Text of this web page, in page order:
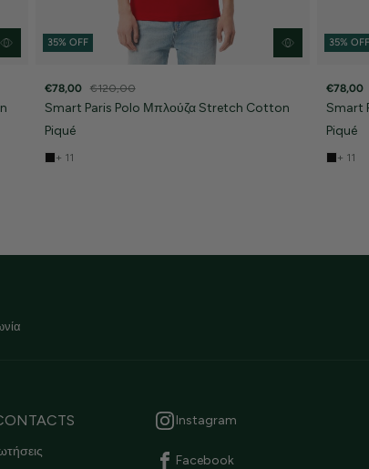
35% OFF
€78,00 €120,00
Smart Paris Polo Μπλούζα Stretch Cotton
Piqué
+ 11
35%
€78,00
Smart
Piqué
+ 11
Instagram
Facebook